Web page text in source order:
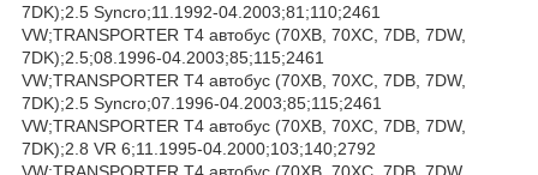
7DK);2.5 Syncro;11.1992-04.2003;81;110;2461
VW;TRANSPORTER T4 автобус (70XB, 70XC, 7DB, 7DW,
7DK);2.5;08.1996-04.2003;85;115;2461
VW;TRANSPORTER T4 автобус (70XB, 70XC, 7DB, 7DW,
7DK);2.5 Syncro;07.1996-04.2003;85;115;2461
VW;TRANSPORTER T4 автобус (70XB, 70XC, 7DB, 7DW,
7DK);2.8 VR 6;11.1995-04.2000;103;140;2792
VW;TRANSPORTER T4 автобус (70XB, 70XC, 7DB, 7DW,